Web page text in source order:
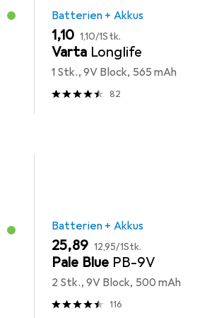
Batterien + Akkus
EUR
1,10 EUR
1,10/1Stk.
Varta Longlife
1 Stk., 9V Block, 565 mAh
82
Batterien + Akkus
EUR
25,89 EUR
12,95/1Stk.
Pale Blue PB-9V
2 Stk., 9V Block, 500 mAh
116